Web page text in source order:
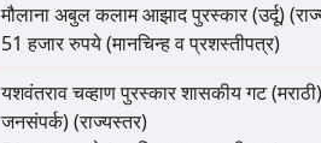
मौलाना अबुल कलाम आझाद पुरस्कार (उर्दू)
51 हजार रुपये (मानचिन्ह व प्रशस्तीपत्र)
यशवंतराव चव्हाण पुरस्कार शासकीय गट (मराठी)
जनसंपर्क) (राज्यस्तर)